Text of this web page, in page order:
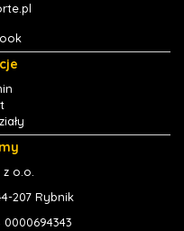
z o.o.
207 Rybnik
0000694343